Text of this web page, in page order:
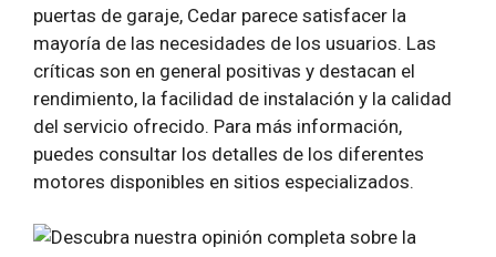
puertas de garaje, Cedar parece satisfacer la
mayoría de las necesidades de los usuarios. Las
críticas son en general positivas y destacan el
rendimiento, la facilidad de instalación y la calidad
del servicio ofrecido. Para más información,
puedes consultar los detalles de los diferentes
motores disponibles en sitios especializados.